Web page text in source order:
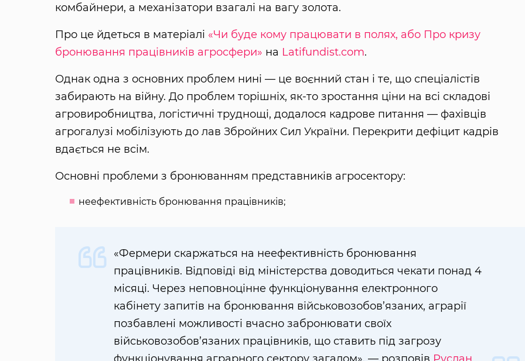
комбайнери, а механізатори взагалі на вагу золота.
Про це йдеться в матеріалі «Чи буде кому працювати в полях, або Про кризу
бронювання працівників агросфери» на Latifundist.com.
Однак одна з основних проблем нині — це воєнний стан і те, що спеціалістів
забирають на війну. До проблем торішніх, як-то зростання ціни на всі складові
агровиробництва, логістичні труднощі, додалося кадрове питання — фахівців
агрогалузі мобілізують до лав Збройних Сил України. Перекрити дефіцит кадрів
вдається не всім.
Основні проблеми з бронюванням представників агросектору:
неефективність бронювання працівників;
«Фермери скаржаться на неефективність бронювання
працівників. Відповіді від міністерства доводиться чекати понад 4
місяці. Через неповноцінне функціонування електронного
кабінету запитів на бронювання військовозобов’язаних, аграрії
позбавлені можливості вчасно забронювати своїх
військовозобов’язаних працівників, що ставить під загрозу